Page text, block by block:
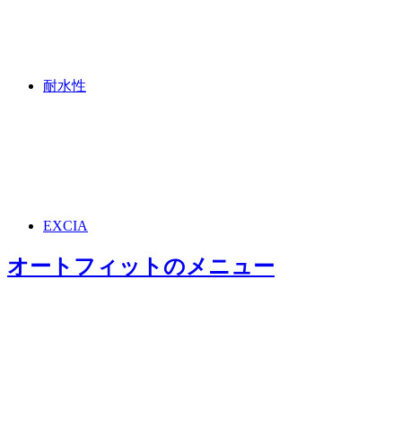
耐水性
EXCIA
オートフィット のメニュー